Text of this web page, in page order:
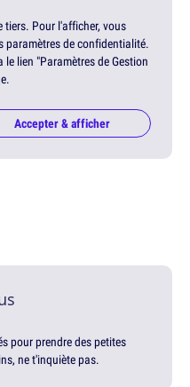
tiers. Pour l'afficher, vous
paramètres de confidentialité.
lien "Paramètres de Gestion
Accepter & afficher
pour prendre des petites
ne t'inquiète pas.